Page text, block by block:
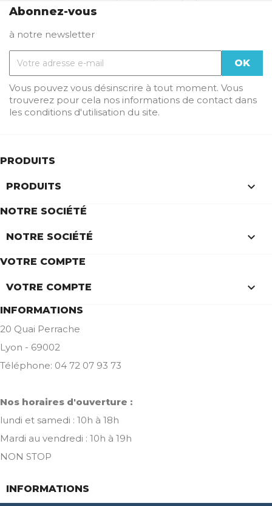
Abonnez-vous
à notre newsletter
Vous pouvez vous désinscrire à tout moment. Vous
trouverez pour cela nos informations de contact dans
les conditions d'utilisation du site.
PRODUITS
PRODUITS 
NOTRE SOCIÉTÉ
NOTRE SOCIÉTÉ 
VOTRE COMPTE
VOTRE COMPTE 
INFORMATIONS
20 Quai Perrache
Lyon - 69002
Téléphone: 04 72 07 93 73
Nos horaires d'ouverture :
lundi et samedi : 10h à 18h
Mardi au vendredi : 10h à 19h
NON STOP
INFORMATIONS